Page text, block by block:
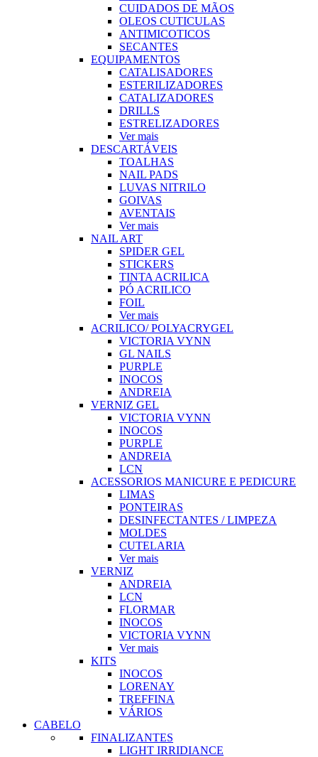
CUIDADOS DE MÃOS
OLEOS CUTICULAS
ANTIMICOTICOS
SECANTES
EQUIPAMENTOS
CATALISADORES
ESTERILIZADORES
CATALIZADORES
DRILLS
ESTRELIZADORES
Ver mais
DESCARTÁVEIS
TOALHAS
NAIL PADS
LUVAS NITRILO
GOIVAS
AVENTAIS
Ver mais
NAIL ART
SPIDER GEL
STICKERS
TINTA ACRILICA
PÓ ACRILICO
FOIL
Ver mais
ACRILICO/ POLYACRYGEL
VICTORIA VYNN
GL NAILS
PURPLE
INOCOS
ANDREIA
VERNIZ GEL
VICTORIA VYNN
INOCOS
PURPLE
ANDREIA
LCN
ACESSORIOS MANICURE E PEDICURE
LIMAS
PONTEIRAS
DESINFECTANTES / LIMPEZA
MOLDES
CUTELARIA
Ver mais
VERNIZ
ANDREIA
LCN
FLORMAR
INOCOS
VICTORIA VYNN
Ver mais
KITS
INOCOS
LORENAY
TREFFINA
VÁRIOS
CABELO
FINALIZANTES
LIGHT IRRIDIANCE